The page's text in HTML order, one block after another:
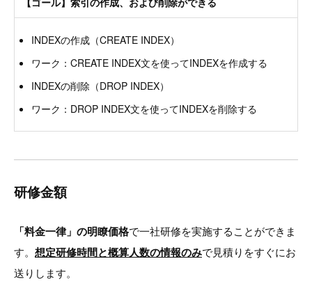
INDEXの作成（CREATE INDEX）
ワーク：CREATE INDEX文を使ってINDEXを作成する
INDEXの削除（DROP INDEX）
ワーク：DROP INDEX文を使ってINDEXを削除する
研修金額
「料金一律」の明瞭価格で一社研修を実施することができま
す。 想定研修時間と概算人数の情報のみで見積りをすぐにお
送りします。